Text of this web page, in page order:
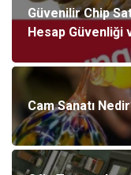
Güvenilir Chip
Hesap
Cam Sanatı